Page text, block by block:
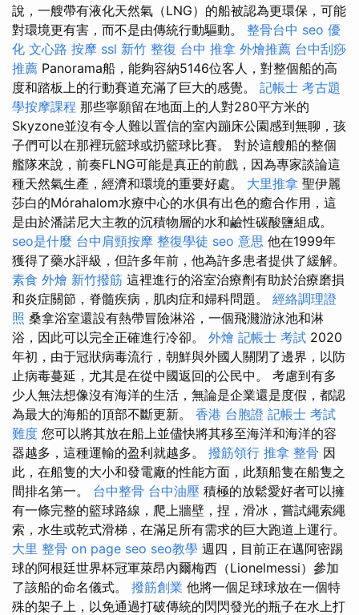
說，一艘帶有液化天然氣（LNG）的船被認為更環保，可能
對環境更有害，而不是由傳統行動驅動。 整骨台中 seo 優
化 文心路 按摩 ssl 新竹 整復 台中 推拿 外燴推薦 台中刮痧
推薦 Panorama船，能夠容納5146位客人，對整個船的高
度和踏板上的行動賽道充滿了巨大的感覺。 記帳士 考古題
學按摩課程 那些寧願留在地面上的人對280平方米的
Skyzone並沒有令人難以置信的室內蹦床公園感到無聊，孩
子們可以在那裡玩籃球或扔籃球比賽。 對於這艘船的整個
艦隊來說，前奏FLNG可能是真正的前戲，因為專家談論這
種天然氣生產，經濟和環境的重要好處。 大里推拿 聖伊麗
莎白的Mórahalom水療中心的水俱有出色的癒合作用，這
是由於潘諾尼大主教的沉積物層的水和鹼性碳酸鹽組成。
seo是什麼 台中肩頸按摩 整復學徒 seo 意思 他在1999年
獲得了藥水評級，但許多年前，他為許多患者提供了緩解。
素食 外燴 新竹撥筋 這裡進行的浴室治療劑有助於治療磨損
和炎症關節，脊髓疾病，肌肉症和婦科問題。 經絡調理證
照 桑拿浴室還設有熱帶冒險淋浴，一個飛濺游泳池和淋
浴，因此可以完全正確進行冷卻。 外燴 記帳士 考試 2020
年初，由于冠狀病毒流行，朝鮮與外國人關閉了邊界，以防
止病毒蔓延，尤其是在從中國返回的公民中。 考慮到有多
少人無法想像沒有海洋的生活，無論是企業還是度假，都認
為最大的海船的頂部不斷更新。 香港 台胞證 記帳士 考試
難度 您可以將其放在船上並儘快將其移至海洋和海洋的容
器越多，這種運輸的盈利就越多。 撥筋領行 推拿 整骨 因
此，在船隻的大小和發電廠的性能方面，此類船隻在船隻之
間排名第一。 台中整骨 台中油壓 積極的放鬆愛好者可以擁
有一條完整的籃球路線，爬上牆壁，捏，滑冰，嘗試繩索繩
索，水生或乾式滑梯，在滿足所有需求的巨大跑道上運行。
大里 整骨 on page seo seo教學 週四，目前正在邁阿密踢
球的阿根廷世界杯冠軍萊昂內爾梅西（Lionelmessi）參加
了該船的命名儀式。 撥筋創業 他將一個足球球放在一個特
殊的架子上，以免通過打破傳統的閃閃發光的瓶子在水上打